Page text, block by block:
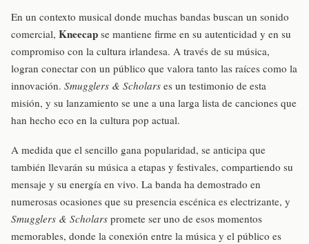
En un contexto musical donde muchas bandas buscan un sonido
comercial, Kneecap se mantiene firme en su autenticidad y en su
compromiso con la cultura irlandesa. A través de su música,
logran conectar con un público que valora tanto las raíces como la
innovación. Smugglers & Scholars es un testimonio de esta
misión, y su lanzamiento se une a una larga lista de canciones que
han hecho eco en la cultura pop actual.
A medida que el sencillo gana popularidad, se anticipa que
también llevarán su música a etapas y festivales, compartiendo su
mensaje y su energía en vivo. La banda ha demostrado en
numerosas ocasiones que su presencia escénica es electrizante, y
Smugglers & Scholars promete ser uno de esos momentos
memorables, donde la conexión entre la música y el público es